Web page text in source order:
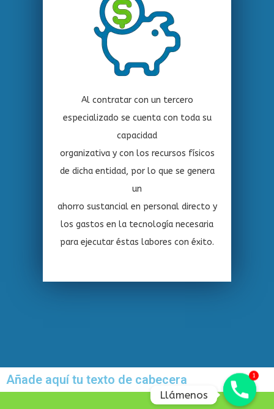
Al contratar con un tercero
especializado se cuenta con toda su
capacidad
organizativa y con los recursos físicos
de dicha entidad, por lo que se genera
un
ahorro sustancial en personal directo y
los gastos en la tecnología necesaria
para ejecutar éstas labores con éxito.
Añade aquí tu texto de cabecera 1